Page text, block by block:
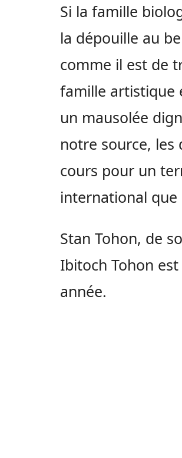
Si la famille
la dépouille au
comme il est de
famille artistique
un mausolée
notre source, les
cours pour un
international
Stan Tohon, de
Ibitoch Tohon
année.